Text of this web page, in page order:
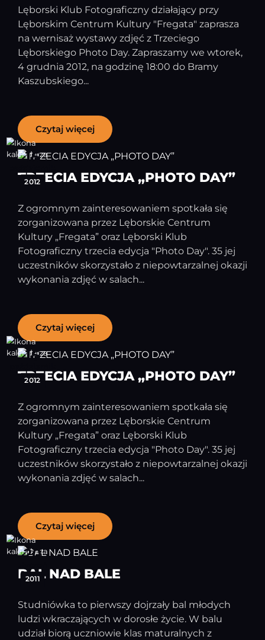
Lęborski Klub Fotograficzny działający przy
Lęborskim Centrum Kultury "Fregata" zaprasza
na wernisaż wystawy zdjęć z Trzeciego
Lęborskiego Photo Day. Zapraszamy we wtorek,
4 grudnia 2012, na godzinę 18:00 do Bramy
Kaszubskiego...
Czytaj więcej
15
2012
TRZECIA EDYCJA „PHOTO DAY”
Z ogromnym zainteresowaniem spotkała się
zorganizowana przez Lęborskie Centrum
Kultury „Fregata” oraz Lęborski Klub
Fotograficzny trzecia edycja "Photo Day". 35 jej
uczestników skorzystało z niepowtarzalnej okazji
wykonania zdjęć w salach...
Czytaj więcej
15
2012
TRZECIA EDYCJA „PHOTO DAY”
Z ogromnym zainteresowaniem spotkała się
zorganizowana przez Lęborskie Centrum
Kultury „Fregata” oraz Lęborski Klub
Fotograficzny trzecia edycja "Photo Day". 35 jej
uczestników skorzystało z niepowtarzalnej okazji
wykonania zdjęć w salach...
Czytaj więcej
20
2011
BAL NAD BALE
Studniówka to pierwszy dojrzały bal młodych
ludzi wkraczających w dorosłe życie. W balu
udział biorą uczniowie klas maturalnych z